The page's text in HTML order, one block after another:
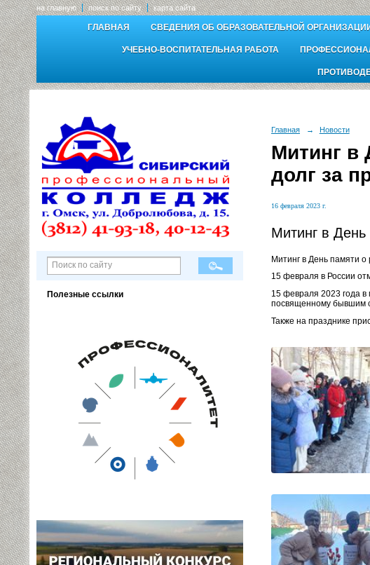
на главную поиск по сайту карта сайта
ГЛАВНАЯ СВЕДЕНИЯ ОБ ОБРАЗОВАТЕЛЬНОЙ
УЧЕБНО-ВОСПИТАТЕЛЬНАЯ РАБОТА
Полезные ссылки
Главная → Новости
Митинг в
долг за
16 февраля 2023 г.
Митинг в
Митинг в День памяти о
15 февраля в России
15 февраля 2023 года
посвященному бывшим
Также на празднике